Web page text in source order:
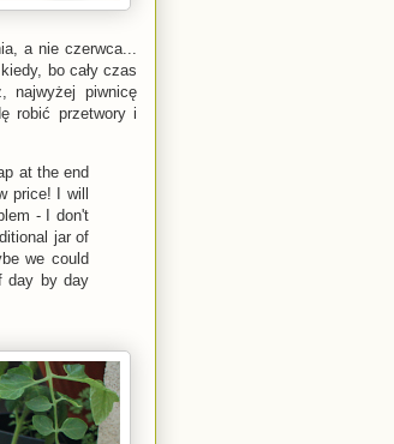
a nie czerwca...
bo cały czas
najwyżej piwnicę
robić przetwory i
at the end
price! I will
- I don't
jar of
we could
day by day